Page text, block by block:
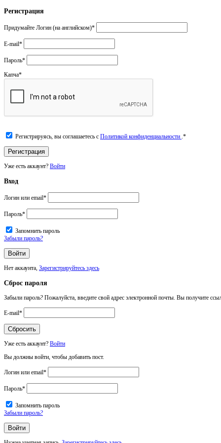
Регистрация
Придумайте Логин (на английском)*
E-mail*
Пароль*
Капча*
Регистрируясь, вы соглашаетесь с Политикой конфиденциальности .*
Уже есть аккаунт? Войти
Вход
Логин или email*
Пароль*
Запомнить пароль
Забыли пароль?
Нет аккаунта, Зарегистрируйтесь здесь
Сброс пароля
Забыли пароль? Пожалуйста, введите свой адрес электронной почты. Вы получите
E-mail*
Уже есть аккаунт? Войти
Вы должны войти, чтобы добавить пост.
Логин или email*
Пароль*
Запомнить пароль
Забыли пароль?